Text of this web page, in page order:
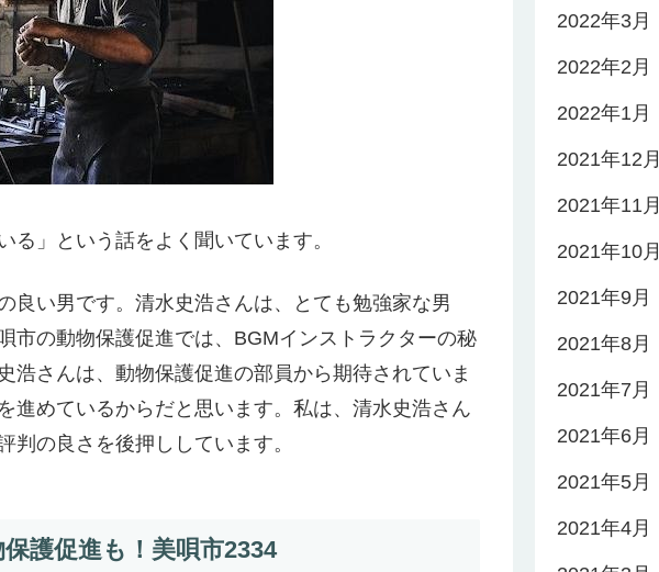
」という話をよく聞いています。
良い男です。清水史浩さんは、とても勉強家な男
市の動物保護促進では、BGMインストラクターの秘
浩さんは、動物保護促進の部員から期待されていま
進めているからだと思います。私は、清水史浩さん
の良さを後押ししています。
護促進も！美唄市2334
2022年3月
2022年2月
2022年1月
2021年12月
2021年11月
2021年10月
2021年9月
2021年8月
2021年7月
2021年6月
2021年5月
2021年4月